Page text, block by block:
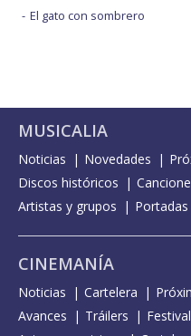
El gato con sombrero
MUSICALIA
Noticias Novedades
Discos históricos
Artistas y grupos
Portadas
CINEMANÍA
Noticias Cartelera
Avances
Tráilers